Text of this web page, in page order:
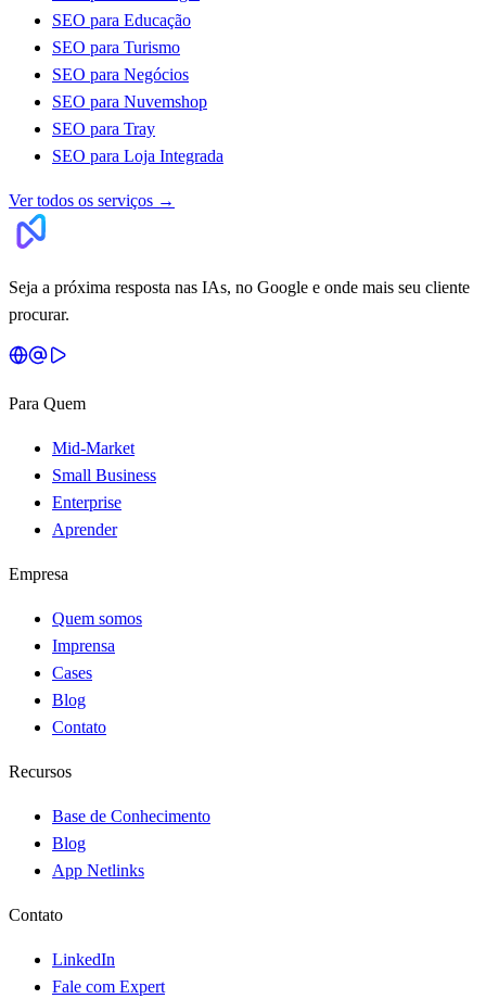
SEO para Educação
SEO para Turismo
SEO para Negócios
SEO para Nuvemshop
SEO para Tray
SEO para Loja Integrada
Ver todos os serviços →
Seja a próxima resposta nas IAs, no Google e onde mais seu cliente
procurar.
Para Quem
Mid-Market
Small Business
Enterprise
Aprender
Empresa
Quem somos
Imprensa
Cases
Blog
Contato
Recursos
Base de Conhecimento
Blog
App Netlinks
Contato
LinkedIn
Fale com Expert